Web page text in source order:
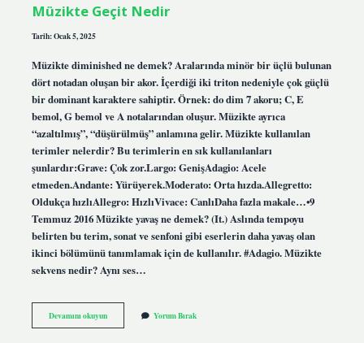
Müzikte Geçit Nedir
Tarih: Ocak 5, 2025
Müzikte diminished ne demek? Aralarında minör bir üçlü bulunan
dört notadan oluşan bir akor. İçerdiği iki triton nedeniyle çok güçlü
bir dominant karaktere sahiptir. Örnek: do dim 7 akoru; C, E
bemol, G bemol ve A notalarından oluşur. Müzikte ayrıca
“azaltılmış”, “düşürülmüş” anlamına gelir. Müzikte kullanılan
terimler nelerdir? Bu terimlerin en sık kullanılanları
şunlardır:Grave: Çok zor.Largo: GenişAdagio: Acele
etmeden.Andante: Yürüyerek.Moderato: Orta hızda.Allegretto:
Oldukça hızlıAllegro: HızlıVivace: CanlıDaha fazla makale…•9
Temmuz 2016 Müzikte yavaş ne demek? (It.) Aslında tempoyu
belirten bu terim, sonat ve senfoni gibi eserlerin daha yavaş olan
ikinci bölümünü tanımlamak için de kullanılır. #Adagio. Müzikte
sekvens nedir? Aynı ses…
Devamını okuyunMüzikte
Geçit
Yorum Bırak